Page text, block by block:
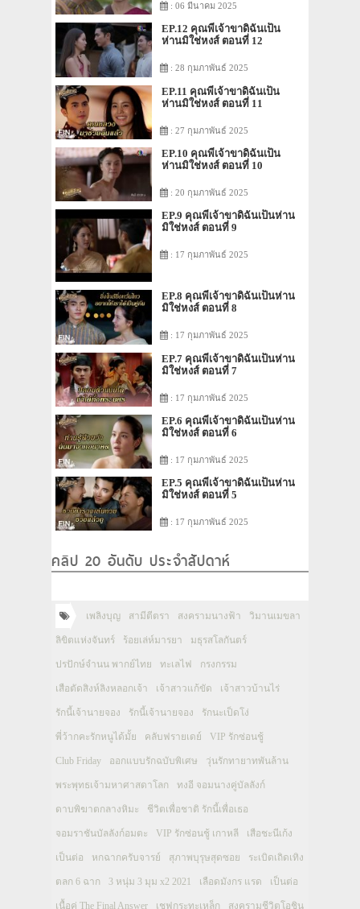
: 06 มีนาคม 2025
EP.12 คุณพี่เจ้าขาดิฉันเป็น
ห่านมิใช่หงส์ ตอนที่ 12
: 28 กุมภาพันธ์ 2025
EP.11 คุณพี่เจ้าขาดิฉันเป็น
ห่านมิใช่หงส์ ตอนที่ 11
: 27 กุมภาพันธ์ 2025
EP.10 คุณพี่เจ้าขาดิฉันเป็น
ห่านมิใช่หงส์ ตอนที่ 10
: 20 กุมภาพันธ์ 2025
EP.9 คุณพี่เจ้าขาดิฉันเป็นห่าน
มิใช่หงส์ ตอนที่ 9
: 17 กุมภาพันธ์ 2025
EP.8 คุณพี่เจ้าขาดิฉันเป็นห่าน
มิใช่หงส์ ตอนที่ 8
: 17 กุมภาพันธ์ 2025
EP.7 คุณพี่เจ้าขาดิฉันเป็นห่าน
มิใช่หงส์ ตอนที่ 7
: 17 กุมภาพันธ์ 2025
EP.6 คุณพี่เจ้าขาดิฉันเป็นห่าน
มิใช่หงส์ ตอนที่ 6
: 17 กุมภาพันธ์ 2025
EP.5 คุณพี่เจ้าขาดิฉันเป็นห่าน
มิใช่หงส์ ตอนที่ 5
: 17 กุมภาพันธ์ 2025
คลิป 20 อันดับ ประจำสัปดาห์
เพลิงบุญ สามีตีตรา สงครามนางฟ้า วิมานเมขลา
ลิขิตแห่งจันทร์ ร้อยเล่ห์มารยา มธุรสโลกันตร์
ปรปักษ์จำนน พากย์ไทย ทะเลไฟ กรงกรรม
เสือตัดสิงห์ลิงหลอกเจ้า เจ้าสาวแก้ขัด เจ้าสาวบ้านไร่
รักนี้เจ้านายจอง รักนี้เจ้านายจอง รักนะเป็ดโง่
พี่ว้ากคะรักหนูได้มั้ย คลับฟรายเดย์ VIP รักซ่อนชู้
Club Friday ออกแบบรักฉบับพิเศษ วุ่นรักทายาทพันล้าน
พระพุทธเจ้ามหาศาสดาโลก ทงอี จอมนางคู่บัลลังก์
ดาบพิฆาตกลางหิมะ ชีวิตเพื่อชาติ รักนี้เพื่อเธอ
จอมราชันบัลลังก์อมตะ VIP รักซ่อนชู้ เกาหลี เสือชะนีเก้ง
เป็นต่อ หกฉากครับจารย์ สุภาพบุรุษสุดซอย ระเบิดเถิดเทิง
ตลก 6 ฉาก 3 หนุ่ม 3 มุม x2 2021 เลือดมังกร แรด เป็นต่อ
เนื้อคู่ The Final Answer เชฟกระทะเหล็ก สงครามชีวิตโอชิน